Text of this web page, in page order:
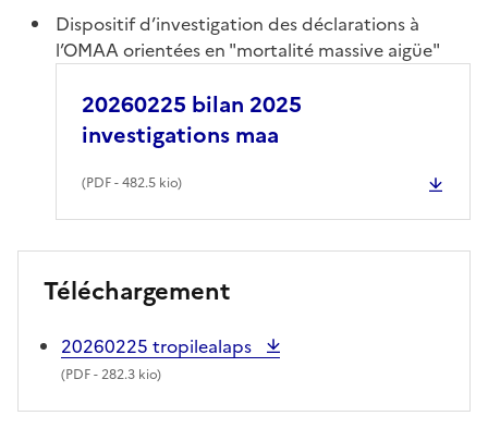
Dispositif d’investigation des déclarations à
l’OMAA orientées en "mortalité massive aigüe"
20260225 bilan 2025
investigations maa
(PDF- 482.5 kio)
Téléchargement
20260225 tropilealaps
(PDF- 282.3 kio)